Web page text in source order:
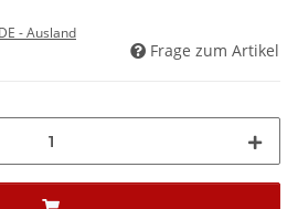
- Ausland
Frage zum Artikel